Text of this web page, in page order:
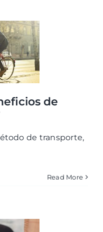
de
de transporte,
Read More